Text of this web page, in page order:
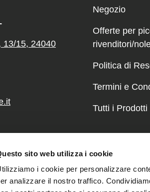
sito web utilizza i cookie
i cookie per personalizzare
analizzare il nostro traffico.
13/15, 24040
Negozio
Offerte per
rivenditori/
Politica di
Termini e
Tutti i Prodotti